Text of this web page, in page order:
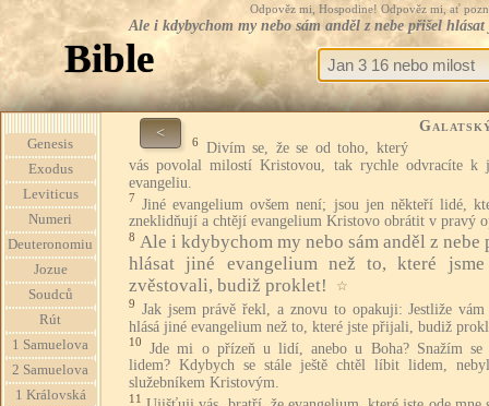
Odpověz mi, Hospodine! Odpověz mi, ať
Ale i kdybychom my nebo sám anděl z nebe přišel
Bible
Genesis
Exodus
Leviticus
Numeri
Deuteronomiu
Jozue
Soudců
Rút
1 Samuelova
2 Samuelova
1 Královská
<
6
Divím se, že se od toho, který
vás povolal milostí Kristovou, tak rychle odvracíte k
evangeliu.
7 Jiné evangelium ovšem není; jsou jen někteří lidé,
zneklidňují a chtějí evangelium Kristovo obrátit v pravý
8 Ale i kdybychom my nebo sám anděl z nebe
hlásat jiné evangelium než to, které
zvěstovali, budiž proklet!
☆
9 Jak jsem právě řekl, a znovu to opakuji: Jestliže vám
hlásá jiné evangelium než to, které jste přijali, budiž
10
Jde mi o přízeň u lidí, anebo u Boha? Snažím se
lidem? Kdybych se stále ještě chtěl líbit lidem,
služebníkem Kristovým.
11